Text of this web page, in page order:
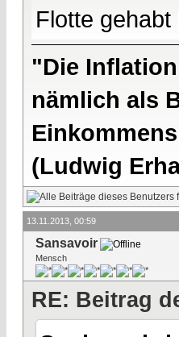
Flotte gehabt
"Die
nämlich als
(Ludwig
13.11.2013, 00:59
Sansavoir
Mensch
RE: Beitrag